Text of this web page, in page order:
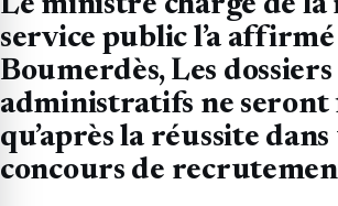
service public l’a affirmé
Boumerdès, Les dossiers
administratifs ne seront
qu’après la réussite
concours de